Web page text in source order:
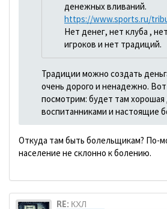
денежных вливаний.
https://www.sports.ru/
Нет денег, нет клуба ,
игроков и нет традиций.
Традиции можно создать
очень дорого и ненадежно.
посмотрим: будет там хорошая
воспитанниками и настоящие
Откуда там быть болельщикам? По-
население не склонно к болению.
RE: КХЛ